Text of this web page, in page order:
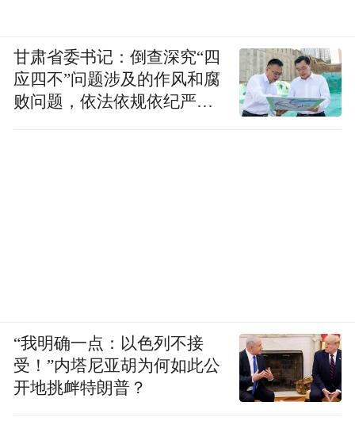
甘肃省委书记：倒查深究“四
应四不”问题涉及的作风和腐
败问题，依法依规依纪严肃
“我明确一点：以色列不接
受！”内塔尼亚胡为何如此公
开地挑衅特朗普？